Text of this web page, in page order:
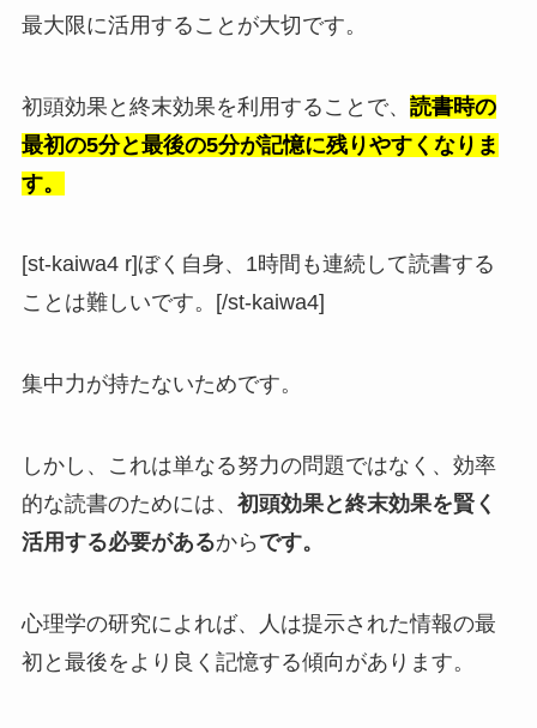
最大限に活用することが大切です。
初頭効果と終末効果を利用することで、 読書時の
最初の5分と最後の5分が記憶に残りやすくなりま
す。
[st-kaiwa4 r]ぼく自身、1時間も連続して読書する
ことは難しいです。[/st-kaiwa4]
集中力が持たないためです。
しかし、これは単なる努力の問題ではなく、効率
的な読書のためには、 初頭効果と終末効果を賢く
活用する必要があるから です。
心理学の研究によれば、人は提示された情報の最
初と最後をより良く記憶する傾向があります。